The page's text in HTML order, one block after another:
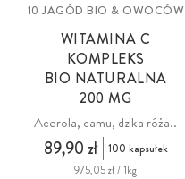
10 JAGÓD BIO & OWOCÓW
WITAMINA C
KOMPLEKS
BIO NATURALNA
200 MG
Acerola, camu, dzika róża..
89,90 zł
100 kapsułek
975,05 zł / 1kg